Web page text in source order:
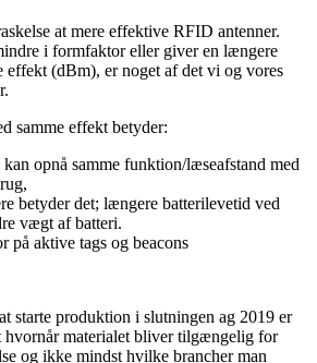
at mere effektive RFID antenner.
i formfaktor eller giver en længere
effekt (dBm), er noget af det vi og vores
samme effekt betyder:
opnå samme funktion/læseafstand med
betyder det; længere batterilevetid ved
vægt af batteri.
på aktive tags og beacons
starte produktion i slutningen ag 2019 er
materialet bliver tilgængelig for
og ikke mindst hvilke brancher man